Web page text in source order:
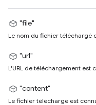
"file"
Le nom du fichier téléchargé
"url"
L'URL de téléchargement est
"content"
Le fichier téléchargé est